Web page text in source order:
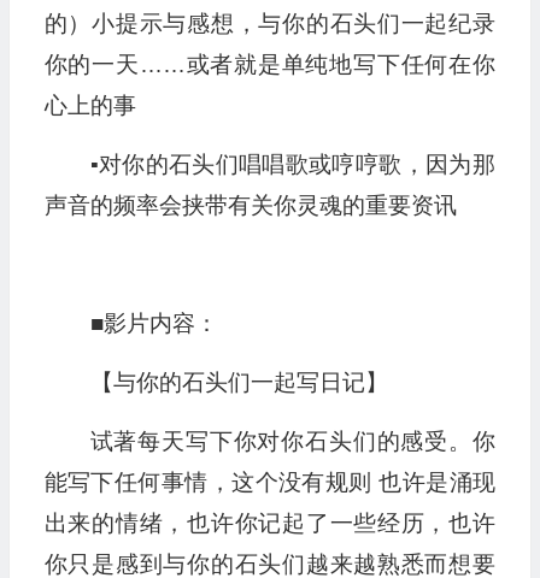
的）小提示与感想，与你的石头们一起纪录
你的一天……或者就是单纯地写下任何在你
心上的事
▪︎对你的石头们唱唱歌或哼哼歌，因为那
声音的频率会挟带有关你灵魂的重要资讯
■影片内容：
【与你的石头们一起写日记】
试著每天写下你对你石头们的感受。你
能写下任何事情，这个没有规则 也许是涌现
出来的情绪，也许你记起了一些经历，也许
你只是感到与你的石头们越来越熟悉而想要